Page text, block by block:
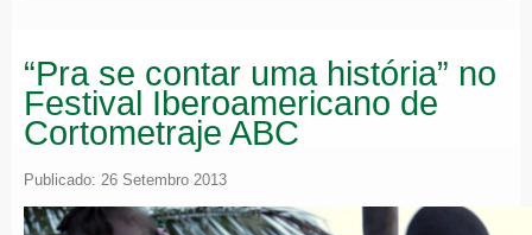
“Pra se contar uma história” no
Festival Iberoamericano de
Cortometraje ABC
Publicado: 26 Setembro 2013